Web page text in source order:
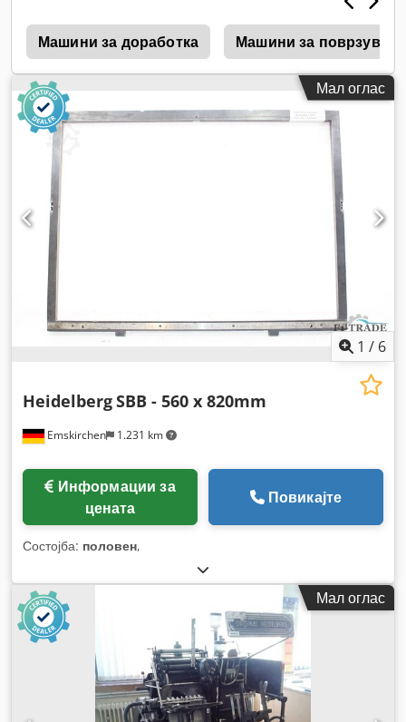
Машини за доработка Машини за
Мал оглас
1 / 6
Emskirchen 1.231 km
HeidelbergSBB - 560 x 820mm
цената
Повикајте
Состојба: половен,
Мал оглас